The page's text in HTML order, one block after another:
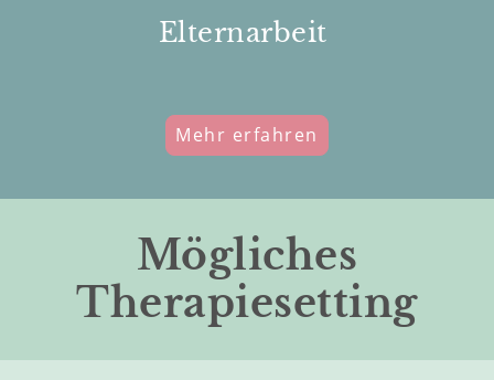
Elternarbeit
Mehr erfahren
Mögliches
Therapiesetting